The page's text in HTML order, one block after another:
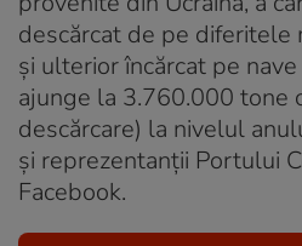
descărcat de pe
și ulterior încărcat pe
ajunge la 3.760.000 tone
descărcare) la nivelul
și reprezentanții Portului
Facebook.